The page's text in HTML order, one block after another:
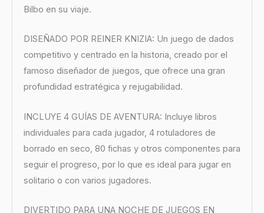
Bilbo en su viaje.
DISEÑADO POR REINER KNIZIA: Un juego de dados
competitivo y centrado en la historia, creado por el
famoso diseñador de juegos, que ofrece una gran
profundidad estratégica y rejugabilidad.
INCLUYE 4 GUÍAS DE AVENTURA: Incluye libros
individuales para cada jugador, 4 rotuladores de
borrado en seco, 80 fichas y otros componentes para
seguir el progreso, por lo que es ideal para jugar en
solitario o con varios jugadores.
DIVERTIDO PARA UNA NOCHE DE JUEGOS EN